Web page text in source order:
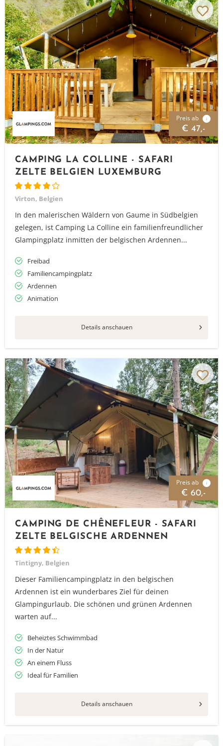
Preis ab i
€ 47,-
CAMPING LA COLLINE - SAFARI
ZELTE BELGIEN LUXEMBURG
Virton, Belgien
In den malerischen Wäldern von Gaume in Südbelgien
gelegen, ist Camping La Colline ein familienfreundlicher
Glampingplatz inmitten der belgischen Ardennen...
Freibad
Familiencampingplatz
Ardennen
Animation
Details anschauen
Preis ab i
€ 60,-
CAMPING DE CHÊNEFLEUR - SAFARI
ZELTE BELGISCHE ARDENNEN
Tintigny, Belgien
Dieser Familiencampingplatz in den belgischen
Ardennen ist ein wunderbares Ziel für deinen
Glampingurlaub. Die schönen und grünen Ardennen
warten auf...
Beheiztes Schwimmbad
In der Natur
An einem Fluss
Ideal für Familien
Details anschauen